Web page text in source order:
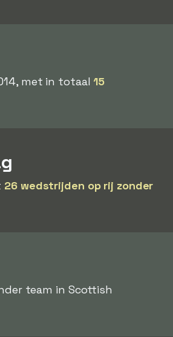
met in totaal15
26 wedstrijden op rij zonder
team in Scottish